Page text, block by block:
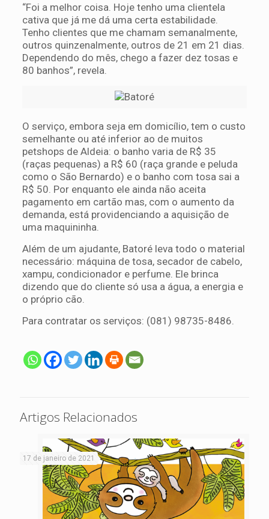
“Foi a melhor coisa. Hoje tenho uma clientela
cativa que já me dá uma certa estabilidade.
Tenho clientes que me chamam semanalmente,
outros quinzenalmente, outros de 21 em 21 dias.
Dependendo do mês, chego a fazer dez tosas e
80 banhos”, revela.
O serviço, embora seja em domicílio, tem o custo
semelhante ou até inferior ao de muitos
petshops de Aldeia: o banho varia de R$ 35
(raças pequenas) a R$ 60 (raça grande e peluda
como o São Bernardo) e o banho com tosa sai a
R$ 50. Por enquanto ele ainda não aceita
pagamento em cartão mas, com o aumento da
demanda, está providenciando a aquisição de
uma maquininha.
Além de um ajudante, Batoré leva todo o material
necessário: máquina de tosa, secador de cabelo,
xampu, condicionador e perfume. Ele brinca
dizendo que do cliente só usa a água, a energia e
o próprio cão.
Para contratar os serviços: (081) 98735-8486.
Artigos Relacionados
17 de janeiro de 2021